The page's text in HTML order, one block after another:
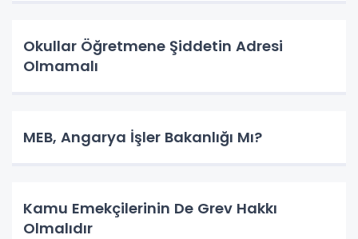
Okullar Öğretmene Şiddetin Adresi
Olmamalı
MEB, Angarya İşler Bakanlığı Mı?
Kamu Emekçilerinin De Grev Hakkı
Olmalıdır